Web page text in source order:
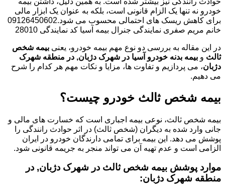
خودرو نه تنها یک الزام قانونی است، بلکه به عنوان یک ابزار مالی
برای کاهش ریسک های احتمالی محسوب می شود.09126450602
خانم مریم صفری نمایندگی جنرال بیمه آسیا کد نمایندگی 28010
در این مقاله به بررسی دو نوع مهم بیمه خودرو، یعنی بیمه شخص
ثالث و بیمه بدنه خودرو آسیا در شهرک دژبان, در منطقه شهرک
دژبان، می پردازیم و تفاوت ها، مزایا و نکات مهم هر کدام را شرح
می دهیم.
بیمه شخص ثالث خودرو چیست؟
بیمه شخص ثالث، نوعی بیمه اجباری است که خسارت های مالی و
جانی وارد شده به دیگران (شخص ثالث) در اثر حوادث رانندگی را
پوشش می دهد. این بیمه برای تمامی دارندگان خودرو در ایران
الزامی است و عدم تهیه آن می تواند منجر به جریمه قانونی شود.
موارد پوشش بیمه شخص ثالث در شهرک دژبان, در
منطقه شهرک دژبان: